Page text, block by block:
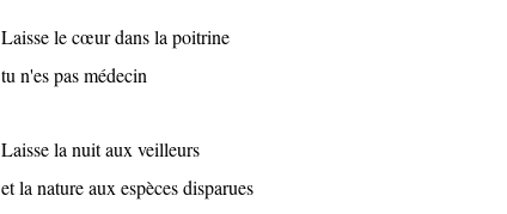
Laisse le cœur dans la poitrine
tu n'es pas médecin
Laisse la nuit aux veilleurs
et la nature aux espèces disparues